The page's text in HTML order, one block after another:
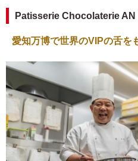
Patisserie Chocolaterie AN
愛知万博で世界のVIPの舌を